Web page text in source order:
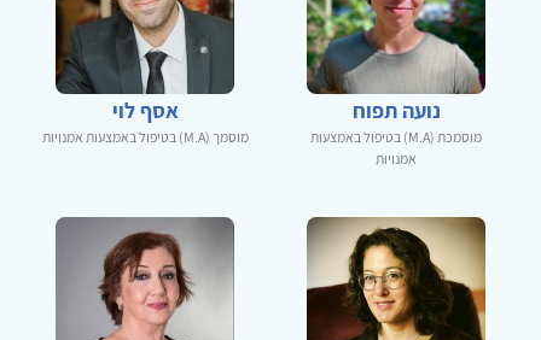
נועה תפוח
מוסמכת (M.A) בטיפול באמצעות
אמנויות
אסף לוי
מוסמך (M.A) בטיפול באמצעות אמנויות